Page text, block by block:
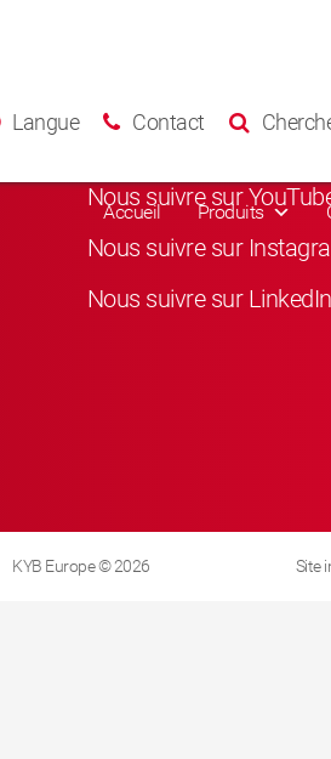
Langue Contact
Accueil Produits
Nous suivre sur
Nous suivre sur
Nous suivre sur LinkedIn
KYB Europe © 2026 Site